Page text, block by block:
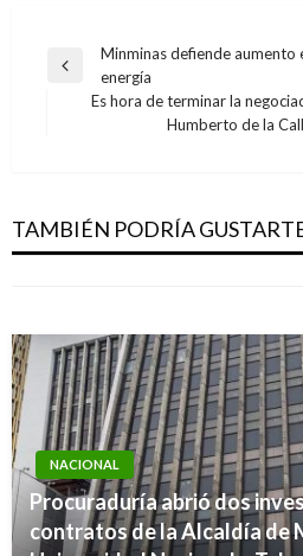
Navegación
Entrada
anterior
Minminas defiende aumento
energía
Es hora de terminar la
Humberto de la
TAMBIÉN PODRÍA
contra su hermano
Iván Briceño lunes octubre 15, 2018
Villavicencio ya son una
NACIONAL
Procuraduría abrió dos
contratos de la Alcaldía de